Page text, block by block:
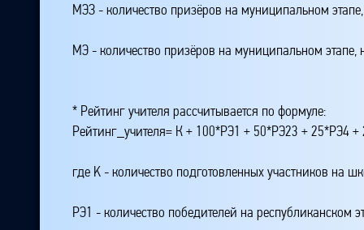
МЭЗ - количество призёров на муниципальном
МЭ - количество призёров на муниципальном
* Рейтинг учителя рассчитывается по формуле:
Рейтинг_учителя= К + 100*РЭ1 + 50*РЭ23 +
где K - количество подготовленных участников на
РЭ1 - количество победителей на республиканском